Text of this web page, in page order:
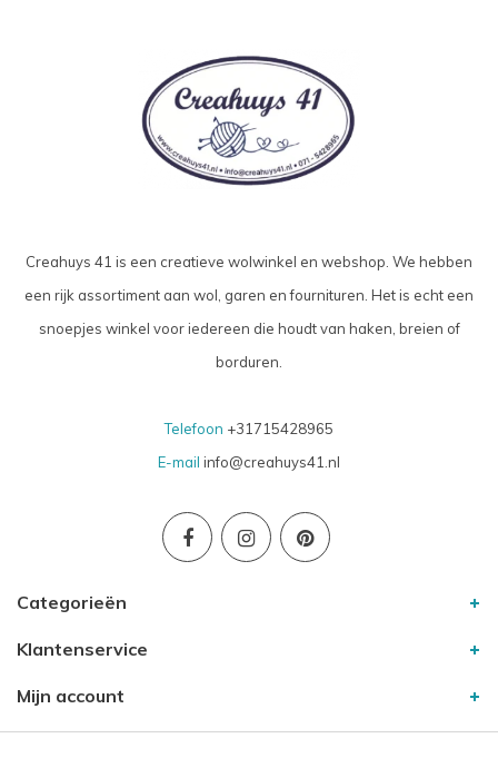
Creahuys 41 is een creatieve wolwinkel en webshop. We hebben
een rijk assortiment aan wol, garen en fournituren. Het is echt een
snoepjes winkel voor iedereen die houdt van haken, breien of
borduren.
Telefoon +31715428965
E-mail info@creahuys41.nl
Categorieën
Klantenservice
Mijn account